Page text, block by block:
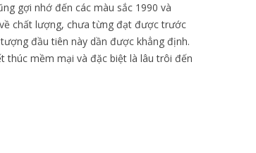
gợi nhớ đến các màu sắc 1990 và
chất lượng, chưa từng đạt được trước
đầu tiên này dần được khẳng định.
thúc mềm mại và đặc biệt là lâu trôi đến